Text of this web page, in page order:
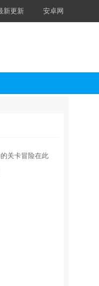
新更新 安卓网
关卡冒险在此